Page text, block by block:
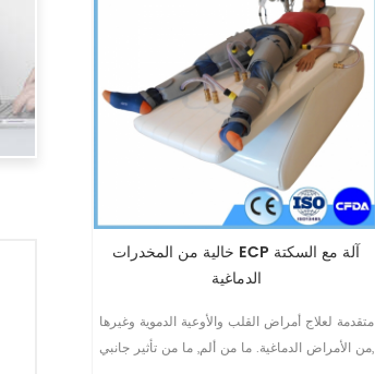
البطين الأيسر، وداء السكري، وأمراض الأوعية
الدموية الدماغية، وأمراض الأوعية الدم10
خالية من المخدرات ECP آلة مع السكتة
الدماغية
متقدمة لعلاج أمراض القلب والأوعية الدموية وغيرها
من الأمراض الدماغية. ما من ألم, ما من تأثير جانبي,